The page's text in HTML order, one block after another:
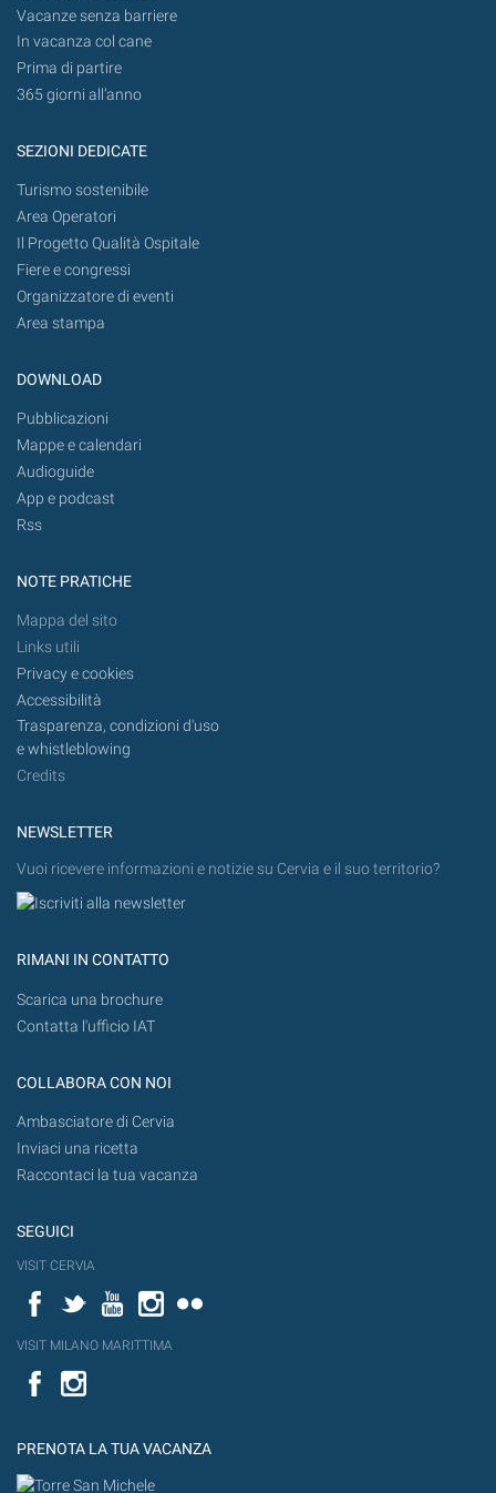
Vacanze senza barriere
In vacanza col cane
Prima di partire
365 giorni all’anno
SEZIONI DEDICATE
Turismo sostenibile
Area Operatori
Il Progetto Qualità Ospitale
Fiere e congressi
Organizzatore di eventi
Area stampa
DOWNLOAD
Pubblicazioni
Mappe e calendari
Audioguide
App e podcast
Rss
NOTE PRATICHE
Mappa del sito
Links utili
Privacy e cookies
Accessibilità
Trasparenza, condizioni d'uso
e whistleblowing
Credits
NEWSLETTER
Vuoi ricevere informazioni e notizie su Cervia e il suo territorio?
RIMANI IN CONTATTO
Scarica una brochure
Contatta l'ufficio IAT
COLLABORA CON NOI
Ambasciatore di Cervia
Inviaci una ricetta
Raccontaci la tua vacanza
SEGUICI
VISIT CERVIA
FacebookTwitterYouTubeInstagram
VISIT MILANO MARITTIMA
Facebook
PRENOTA LA TUA VACANZA